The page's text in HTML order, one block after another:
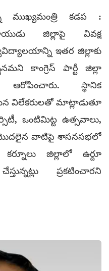
ముఖ్యమంత్రి కడప :
జిల్లాపై వివక్ష
ఇతర జిల్లాకు
కాంగ్రెస్ పార్టీ జిల్లా
ఆరోపించారు. స్థానిక
విలేకరులతో మాట్లాడుతూ
ఒంటిమిట్ట ఉత్సవాలు,
మొదలైన వాటిపై శాసనసభలో
కర్నూలు జిల్లాలో ఉర్దూ
ప్రకటించారని